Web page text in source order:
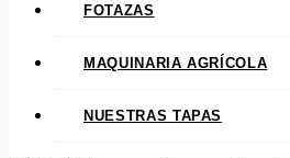
FOTAZAS
MAQUINARIA AGRÍCOLA
NUESTRAS TAPAS